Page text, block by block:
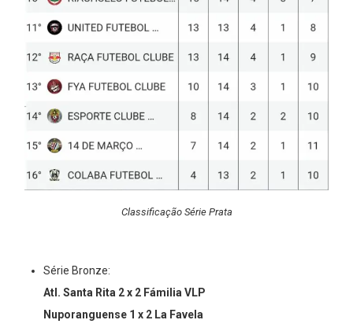
Classificação Série Prata
Série Bronze:⁣⁣
Atl. Santa Rita 2 x 2 Fámilia VLP ⁣⁣
Nuporanguense 1 x 2 La Favela ⁣⁣